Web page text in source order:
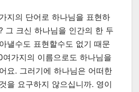
지의 단어로 하나님을 표현하
그 크신 하나님을 인간의 한 두
낼수도 표현할수도 없기 때문
가지의 이름으로도 하나님을
요. 그러기에 하나님은 어떠한
을 요구하지 않으십니까. 영이